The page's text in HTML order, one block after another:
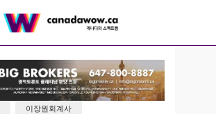
이장원회계사